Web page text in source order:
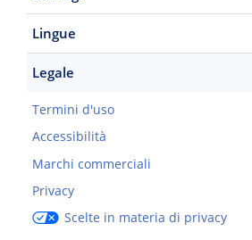
Lingue
Legale
Termini d'uso
Accessibilità
Marchi commerciali
Privacy
Scelte in materia di privacy